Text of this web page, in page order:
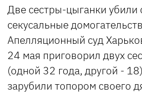
Две сестры-цыганки убили
секусальные
Апелляционный суд
24 мая приговорил двух
(одной 32 года, другой -
зарубили топором своего